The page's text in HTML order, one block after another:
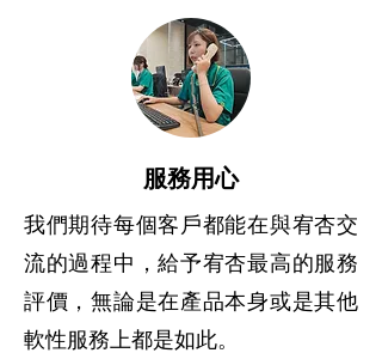
服務用心
我們期待每個客戶都能在與宥杏交
流的過程中，給予宥杏最高的服務
評價，無論是在產品本身或是其他
軟性服務上都是如此。